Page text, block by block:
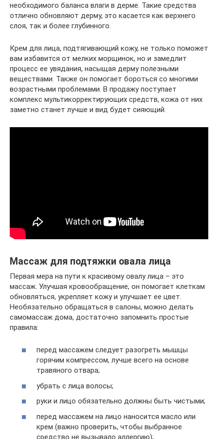
необходимого баланса влаги в дерме. Такие средства
отлично обновляют дерму, это касается как верхнего
слоя, так и более глубинного.
Крем для лица, подтягивающий кожу, не только поможет
вам избавится от мелких морщинок, но и замедлит
процесс ее увядания, насыщая дерму полезными
веществами. Также он помогает бороться со многими
возрастными проблемами. В продажу поступает
комплекс мультикорректирующих средств, кожа от них
заметно станет лучше и вид будет сияющий.
Массаж для подтяжки овала лица
Первая мера на пути к красивому овалу лица – это
массаж. Улучшая кровообращение, он помогает клеткам
обновляться, укрепляет кожу и улучшает ее цвет.
Необязательно обращаться в салоны, можно делать
самомассаж дома, достаточно запомнить простые
правила:
перед массажем следует разогреть мышцы
горячим компрессом, лучше всего на основе
травяного отвара;
убрать с лица волосы;
руки и лицо обязательно должны быть чистыми;
перед массажем на лицо наносится масло или
крем (важно проверить, чтобы выбранное
средство не вызывало аллергию);